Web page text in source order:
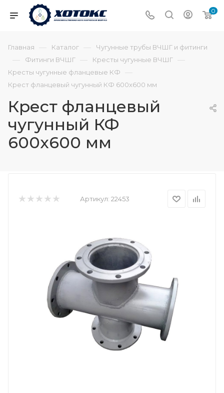
0
Главная — Каталог — Чугунные трубы ВЧШГ и фитинги
— Фитинги ВЧШГ — Кресты чугунные ВЧШГ —
Кресты чугунные фланцевые КФ —
Крест фланцевый чугунный КФ 600х600 мм
Крест фланцевый
чугунный КФ
600х600 мм
Артикул: 22453